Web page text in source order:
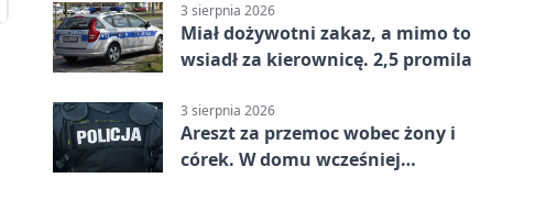
3 sierpnia 2026
Miał dożywotni zakaz, a mimo to
wsiadł za kierownicę. 2,5 promila
3 sierpnia 2026
Areszt za przemoc wobec żony i
córek. W domu wcześniej